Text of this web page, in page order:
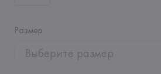
Размер:
Выберите размер